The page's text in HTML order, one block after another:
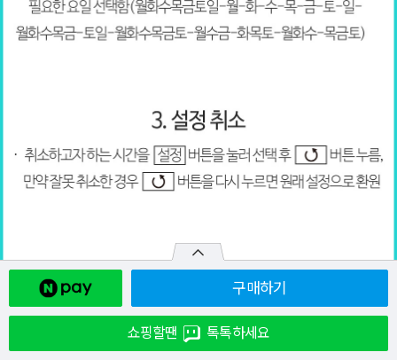
구매하기
쇼핑할땐 톡톡하세요